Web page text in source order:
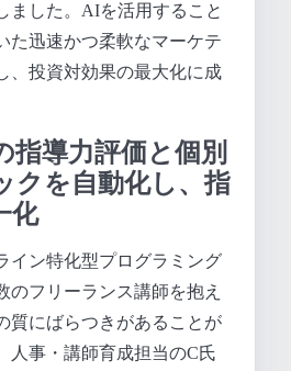
ました。AIを活用すること
た迅速かつ柔軟なマーケテ
、投資対効果の最大化に成
指導力評価と個別
クを自動化し、指
化
イン特化型プログラミング
のフリーランス講師を抱え
質にばらつきがあることが
人事・講師育成担当のC氏